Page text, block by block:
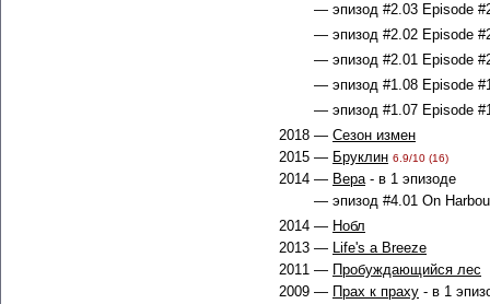
— эпизод #2.03 Episode
— эпизод #2.02 Episode
— эпизод #2.01 Episode
— эпизод #1.08 Episode
— эпизод #1.07 Episode
2018 — Сезон измен
2015 — Бруклин 6.9/10 (16)
2014 — Вера- в 1 эпизоде
— эпизод #4.01 On
2014 — Нобл
2013 — Life's a Breeze
2011 — Пробуждающийся лес
2009 — Прах к праху - в 1